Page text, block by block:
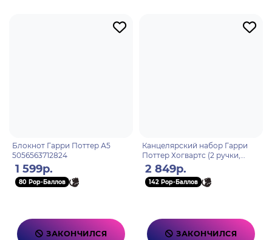
Блокнот Гарри Поттер А5
5056563712824
1 599р.
80 Pop-Баллов
ЗАКОНЧИЛСЯ
Канцелярский набор Гарри
Поттер Хогвартс (2 ручки,
карандаш, линейка, стакан
подставка керамическая)
2 849р.
142 Pop-Баллов
ЗАКОНЧИЛСЯ